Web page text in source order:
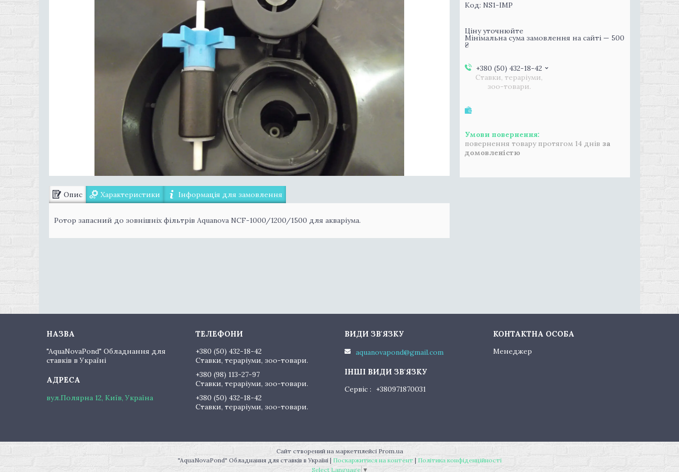
Опис Характеристики Інформація для замовлення
Ротор запасний до зовнішніх фільтрів Aquanova NCF-1000/1200/1500 для акваріума.
Код: NS1-IMP
Ціну уточнюйте
Мінімальна сума замовлення на сайті — 500
₴
+380 (50) 432-18-42
Ставки, тераріуми,
зоо-товари.
повернення товару протягом 14 днів за
домовленістю
"AquaNovaPond" Обладнання для
ставків в Україні
вул.Полярна 12, Київ, Україна
+380 (50) 432-18-42
Ставки, тераріуми, зоо-товари.
+380 (98) 113-27-97
Ставки, тераріуми, зоо-товари.
+380 (50) 432-18-42
Ставки, тераріуми, зоо-товари.
aquanovapond@gmail.com
Сервіс +380971870031
Менеджер
Сайт створений на маркетплейсі Prom.ua
"AquaNovaPond" Обладнання для ставків в Україні | Поскаржитися на контент | Політика конфіденційності
Select Language ▼